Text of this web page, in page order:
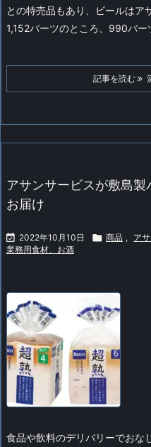
との特売品もあり、ビールはア
1,152バーツのところ、990バー
記事を読む
アサンサービスが敷島
お届け
 2022年10月10日  商品 , ア
業務用食材、お酒
食品や飲料のデリバリーでおな